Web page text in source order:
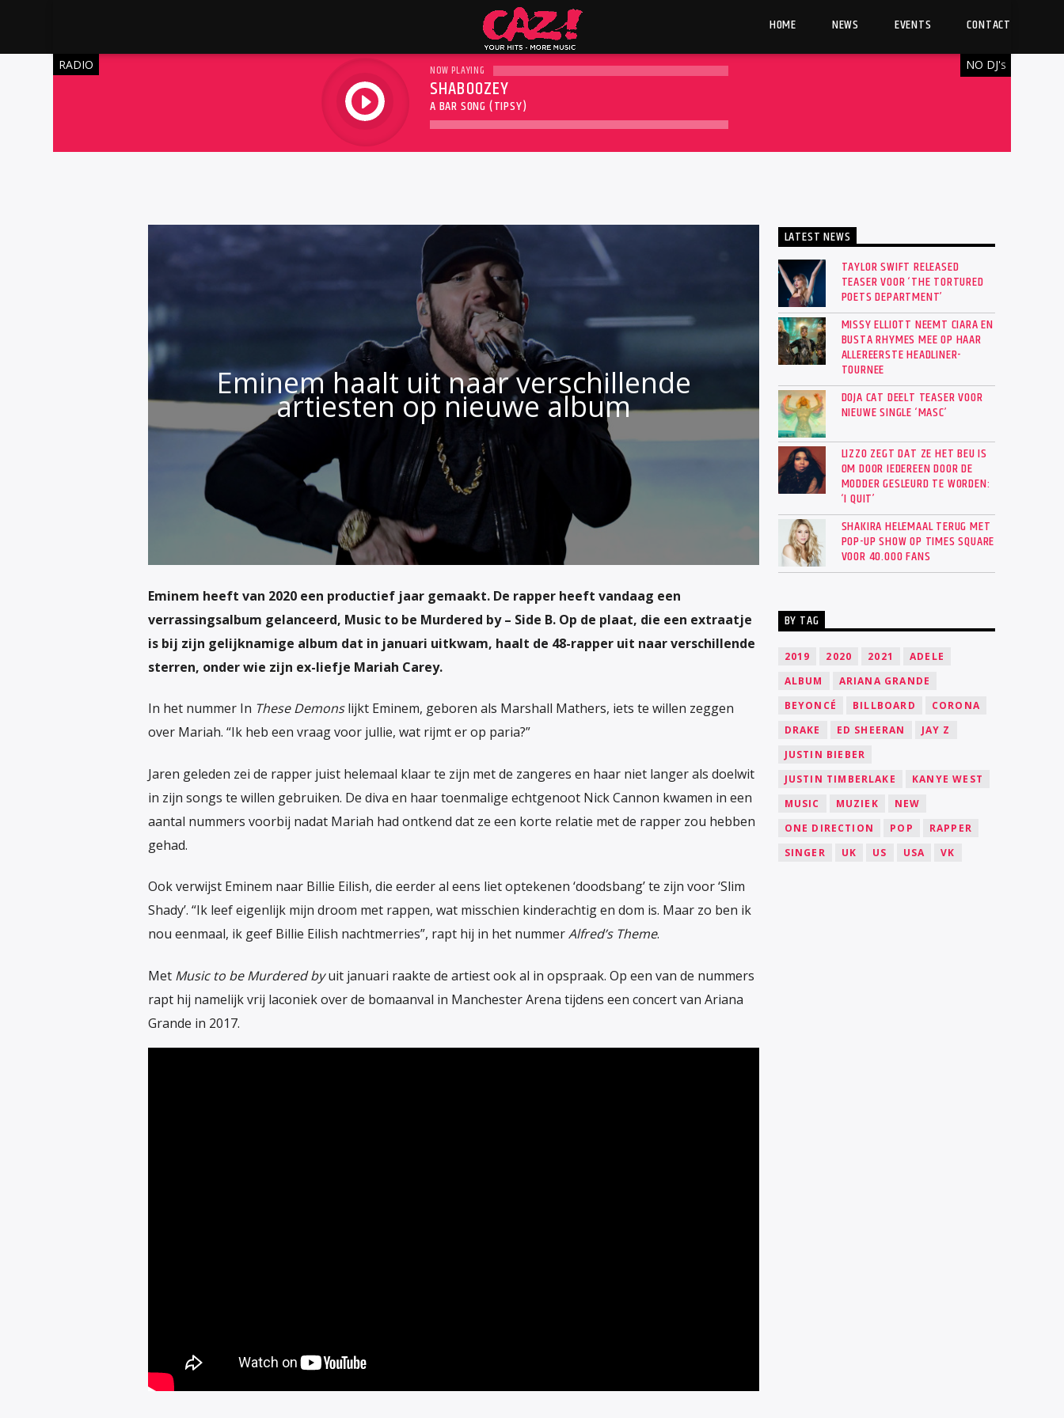
HOME NEWS EVENTS CONTACT
RADIO
play
NO DJ'S
NOW PLAYING
SHABOOZEY
A BAR SONG (TIPSY)
Eminem haalt uit naar verschillende
artiesten op nieuwe album
Eminem heeft van 2020 een productief jaar gemaakt. De rapper heeft vandaag een
verrassingsalbum gelanceerd, Music to be Murdered by – Side B. Op de plaat, die een extraatje
is bij zijn gelijknamige album dat in januari uitkwam, haalt de 48-rapper uit naar verschillende
sterren, onder wie zijn ex-liefje Mariah Carey.
In het nummer In These Demonslijkt Eminem, geboren als Marshall Mathers, iets te willen zeggen
over Mariah. “Ik heb een vraag voor jullie, wat rijmt er op paria?”
Jaren geleden zei de rapper juist helemaal klaar te zijn met de zangeres en haar niet langer als doelwit
in zijn songs te willen gebruiken. De diva en haar toenmalige echtgenoot Nick Cannon kwamen in een
aantal nummers voorbij nadat Mariah had ontkend dat ze een korte relatie met de rapper zou hebben
gehad.
Ook verwijst Eminem naar Billie Eilish, die eerder al eens liet optekenen ‘doodsbang’ te zijn voor ‘Slim
Shady’. “Ik leef eigenlijk mijn droom met rappen, wat misschien kinderachtig en dom is. Maar zo ben ik
nou eenmaal, ik geef Billie Eilish nachtmerries”, rapt hij in het nummerAlfred’s Theme.
Met Music to be Murdered byuit januari raakte de artiest ook al in opspraak. Op een van de nummers
rapt hij namelijk vrij laconiek over de bomaanval in Manchester Arena tijdens een concert van Ariana
Grande in 2017.
LATEST NEWS
TAYLOR SWIFT RELEASED
TEASER VOOR ‘THE TORTURED
POETS DEPARTMENT’
MISSY ELLIOTT NEEMT CIARA EN
BUSTA RHYMES MEE OP HAAR
ALLEREERSTE HEADLINER-
TOURNEE
DOJA CAT DEELT TEASER VOOR
NIEUWE SINGLE ‘MASC’
LIZZO ZEGT DAT ZE HET BEU IS
OM DOOR IEDEREEN DOOR DE
MODDER GESLEURD TE WORDEN:
‘I QUIT’
SHAKIRA HELEMAAL TERUG MET
POP-UP SHOW OP TIMES SQUARE
VOOR 40.000 FANS
BY TAG
2019 2020 2021
ADELE
ALBUM
ARIANA GRANDE
BEYONCÉ
BILLBOARD
CORONA
DRAKE
ED SHEERAN
JAY Z
JUSTIN BIEBER
JUSTIN TIMBERLAKE
KANYE WEST
MUSIC
MUZIEK
NEW
ONE DIRECTION
POP
RAPPER
SINGER
UK US USA VK